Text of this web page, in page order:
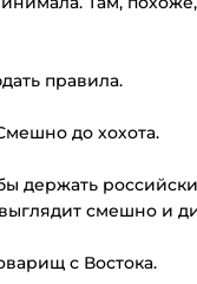
правила.
до хохота.
держать
смешно и
с Востока.